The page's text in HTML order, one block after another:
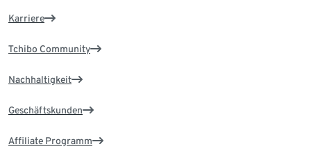
Karriere
Tchibo Community
Nachhaltigkeit
Geschäftskunden
Affiliate Programm